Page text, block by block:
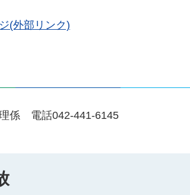
(外部リンク)
係 電話042-441-6145